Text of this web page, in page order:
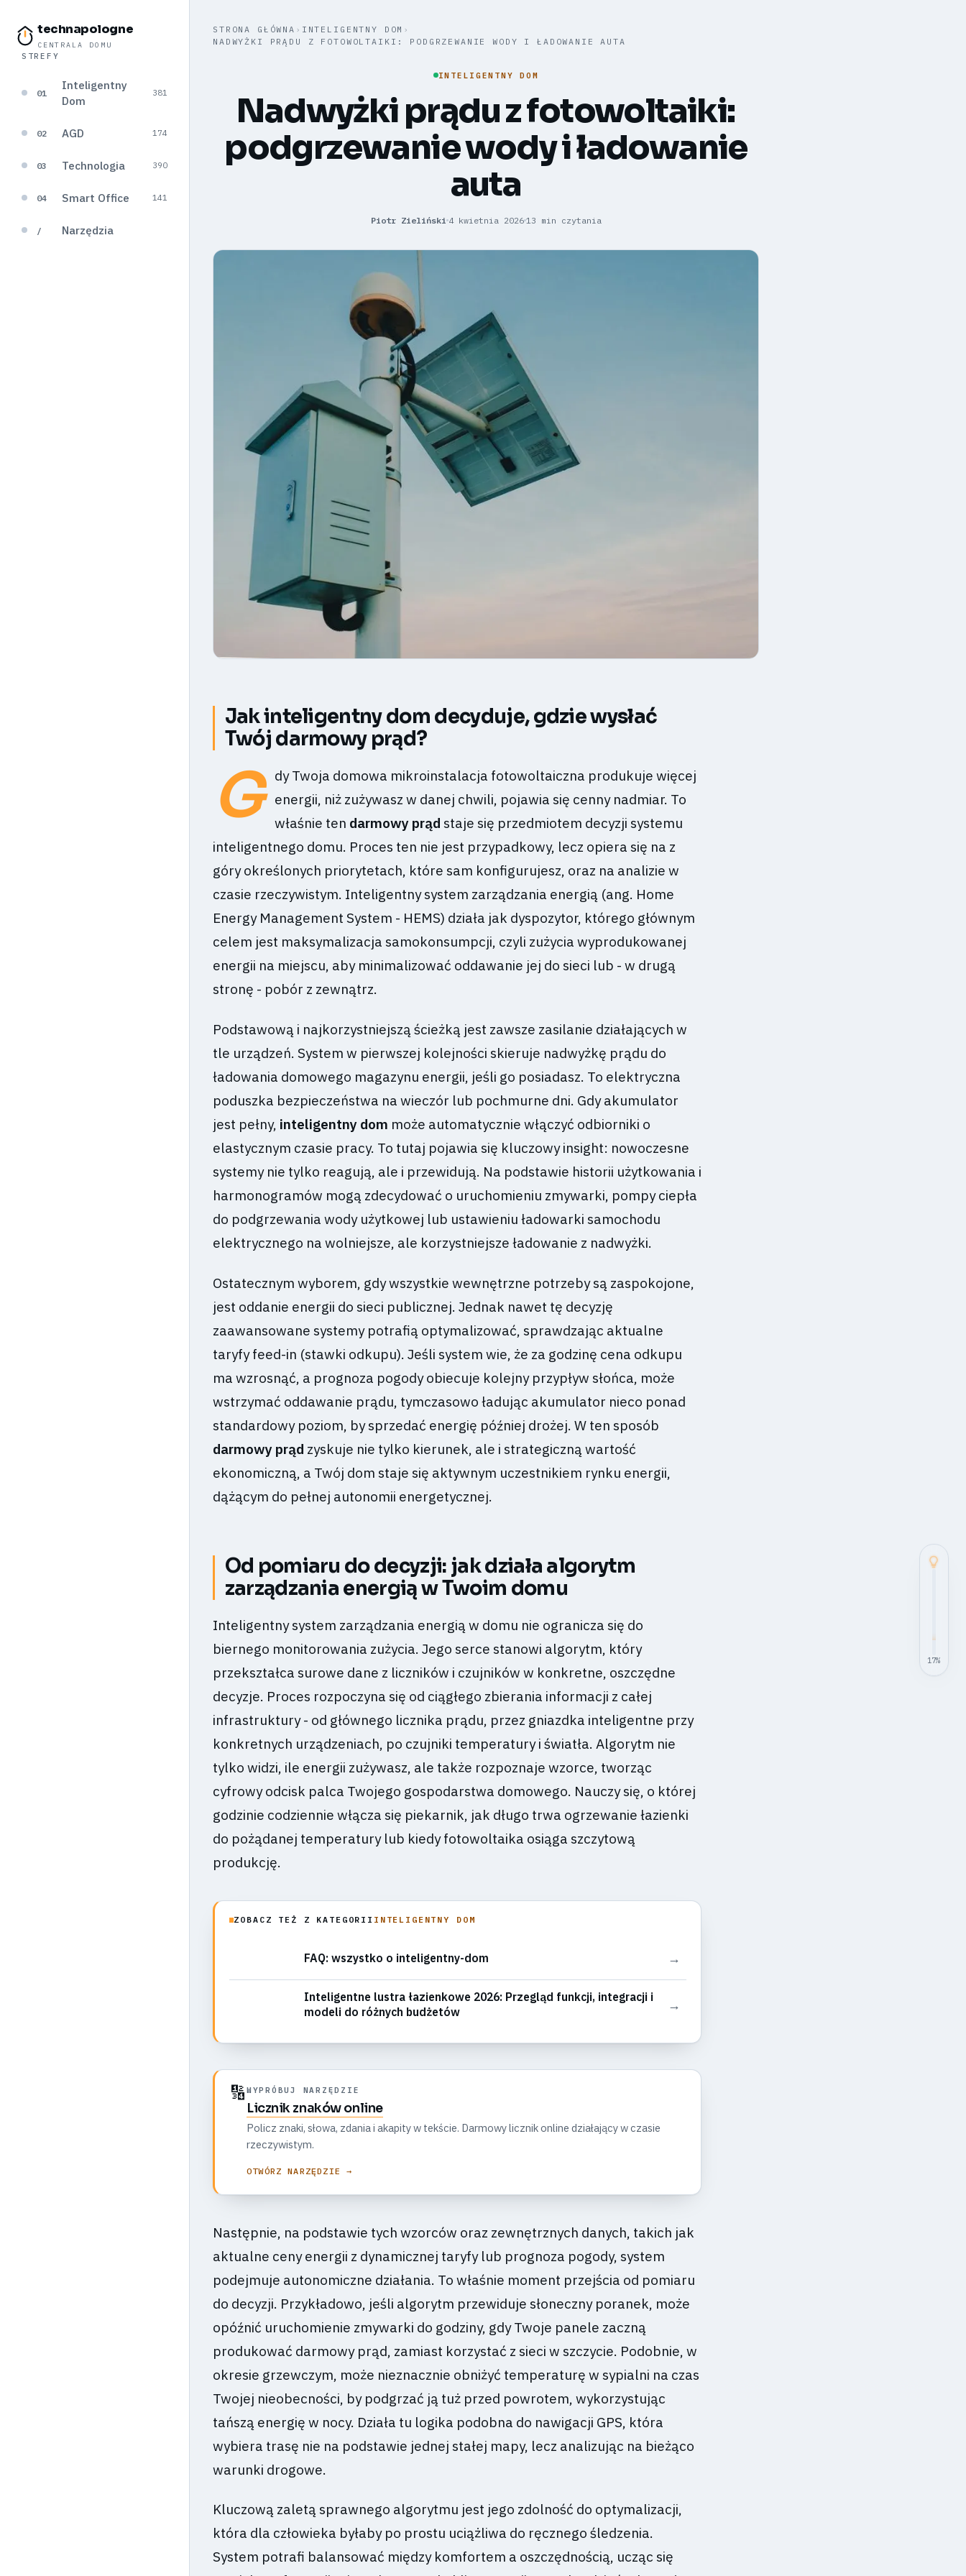
technapologne
CENTRALA DOMU
STREFY
01
Inteligentny
Dom
381
02 AGD 174
03 Technologia 390
04 Smart Office 141
/ Narzędzia
17%
STRONA GŁÓWNA › INTELIGENTNY DOM ›
NADWYŻKI PRĄDU Z FOTOWOLTAIKI: PODGRZEWANIE WODY I ŁADOWANIE AUTA
INTELIGENTNY DOM
Nadwyżki prądu z fotowoltaiki:
podgrzewanie wody i ładowanie
auta
Piotr Zieliński 4 kwietnia 2026 13 min czytania
Jak inteligentny dom decyduje, gdzie wysłać
Twój darmowy prąd?
G
dy Twoja domowa mikroinstalacja fotowoltaiczna produkuje więcej
energii, niż zużywasz w danej chwili, pojawia się cenny nadmiar. To
właśnie ten darmowy prąd staje się przedmiotem decyzji systemu
inteligentnego domu. Proces ten nie jest przypadkowy, lecz opiera się na z
góry określonych priorytetach, które sam konfigurujesz, oraz na analizie w
czasie rzeczywistym. Inteligentny system zarządzania energią (ang. Home
Energy Management System - HEMS) działa jak dyspozytor, którego głównym
celem jest maksymalizacja samokonsumpcji, czyli zużycia wyprodukowanej
energii na miejscu, aby minimalizować oddawanie jej do sieci lub - w drugą
stronę - pobór z zewnątrz.
Podstawową i najkorzystniejszą ścieżką jest zawsze zasilanie działających w
tle urządzeń. System w pierwszej kolejności skieruje nadwyżkę prądu do
ładowania domowego magazynu energii, jeśli go posiadasz. To elektryczna
poduszka bezpieczeństwa na wieczór lub pochmurne dni. Gdy akumulator
jest pełny, inteligentny dom może automatycznie włączyć odbiorniki o
elastycznym czasie pracy. To tutaj pojawia się kluczowy insight: nowoczesne
systemy nie tylko reagują, ale i przewidują. Na podstawie historii użytkowania i
harmonogramów mogą zdecydować o uruchomieniu zmywarki, pompy ciepła
do podgrzewania wody użytkowej lub ustawieniu ładowarki samochodu
elektrycznego na wolniejsze, ale korzystniejsze ładowanie z nadwyżki.
Ostatecznym wyborem, gdy wszystkie wewnętrzne potrzeby są zaspokojone,
jest oddanie energii do sieci publicznej. Jednak nawet tę decyzję
zaawansowane systemy potrafią optymalizować, sprawdzając aktualne
taryfy feed-in (stawki odkupu). Jeśli system wie, że za godzinę cena odkupu
ma wzrosnąć, a prognoza pogody obiecuje kolejny przypływ słońca, może
wstrzymać oddawanie prądu, tymczasowo ładując akumulator nieco ponad
standardowy poziom, by sprzedać energię później drożej. W ten sposób
darmowy prąd zyskuje nie tylko kierunek, ale i strategiczną wartość
ekonomiczną, a Twój dom staje się aktywnym uczestnikiem rynku energii,
dążącym do pełnej autonomii energetycznej.
Od pomiaru do decyzji: jak działa algorytm
zarządzania energią w Twoim domu
Inteligentny system zarządzania energią w domu nie ogranicza się do
biernego monitorowania zużycia. Jego serce stanowi algorytm, który
przekształca surowe dane z liczników i czujników w konkretne, oszczędne
decyzje. Proces rozpoczyna się od ciągłego zbierania informacji z całej
infrastruktury - od głównego licznika prądu, przez gniazdka inteligentne przy
konkretnych urządzeniach, po czujniki temperatury i światła. Algorytm nie
tylko widzi, ile energii zużywasz, ale także rozpoznaje wzorce, tworząc
cyfrowy odcisk palca Twojego gospodarstwa domowego. Nauczy się, o której
godzinie codziennie włącza się piekarnik, jak długo trwa ogrzewanie łazienki
do pożądanej temperatury lub kiedy fotowoltaika osiąga szczytową
produkcję.
ZOBACZ TEŻ Z KATEGORII INTELIGENTNY DOM
FAQ: wszystko o inteligentny-dom →
Inteligentne lustra łazienkowe 2026: Przegląd funkcji, integracji i
modeli do różnych budżetów
→
🔢 WYPRÓBUJ NARZĘDZIE
Licznik znaków online
Policz znaki, słowa, zdania i akapity w tekście. Darmowy licznik online działający w czasie
rzeczywistym.
OTWÓRZ NARZĘDZIE →
Następnie, na podstawie tych wzorców oraz zewnętrznych danych, takich jak
aktualne ceny energii z dynamicznej taryfy lub prognoza pogody, system
podejmuje autonomiczne działania. To właśnie moment przejścia od pomiaru
do decyzji. Przykładowo, jeśli algorytm przewiduje słoneczny poranek, może
opóźnić uruchomienie zmywarki do godziny, gdy Twoje panele zaczną
produkować darmowy prąd, zamiast korzystać z sieci w szczycie. Podobnie, w
okresie grzewczym, może nieznacznie obniżyć temperaturę w sypialni na czas
Twojej nieobecności, by podgrzać ją tuż przed powrotem, wykorzystując
tańszą energię w nocy. Działa tu logika podobna do nawigacji GPS, która
wybiera trasę nie na podstawie jednej stałej mapy, lecz analizując na bieżąco
warunki drogowe.
Kluczową zaletą sprawnego algorytmu jest jego zdolność do optymalizacji,
która dla człowieka byłaby po prostu uciążliwa do ręcznego śledzenia.
System potrafi balansować między komfortem a oszczędnością, ucząc się